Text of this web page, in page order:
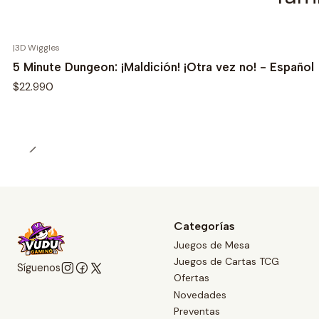
|3D Wiggles
5 Minute Dungeon: ¡Maldición! ¡Otra vez no! - Español
$22.990
Síguenos
Categorías
Juegos de Mesa
Juegos de Cartas TCG
Ofertas
Novedades
Preventas